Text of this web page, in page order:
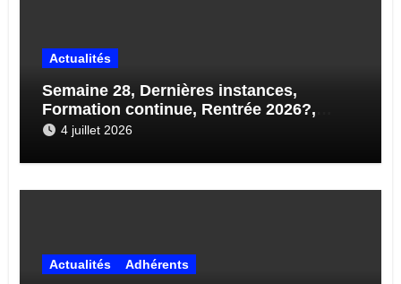
Actualités
Semaine 28, Dernières instances,
Formation continue, Rentrée 2026?,
STAGES…
4 juillet 2026
Actualités Adhérents